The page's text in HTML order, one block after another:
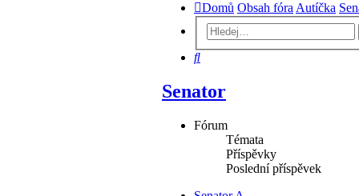
Domů Obsah fóra Autíčka
Hledat
Senator
Fórum
Témata
Příspěvky
Poslední příspěvek